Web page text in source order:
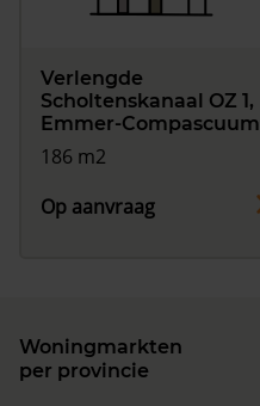
Verlengde
Scholtenskanaal OZ 1,
Emmer-Compascuum
186 m2
Op aanvraag
Woningmarkten
per provincie